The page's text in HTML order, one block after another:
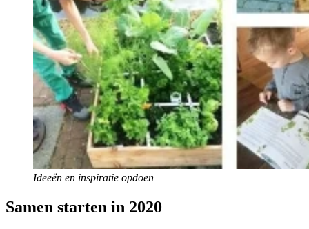
Ideeën en inspiratie opdoen
Samen starten in 2020